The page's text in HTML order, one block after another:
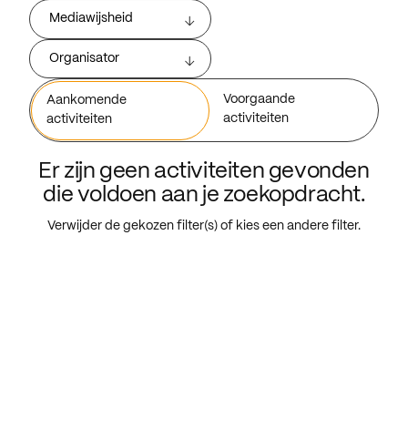
Mediawijsheid
Organisator
Aankomende
activiteiten
Voorgaande
activiteiten
Er zijn geen activiteiten gevonden
die voldoen aan je zoekopdracht.
Verwijder de gekozen filter(s) of kies een andere filter.